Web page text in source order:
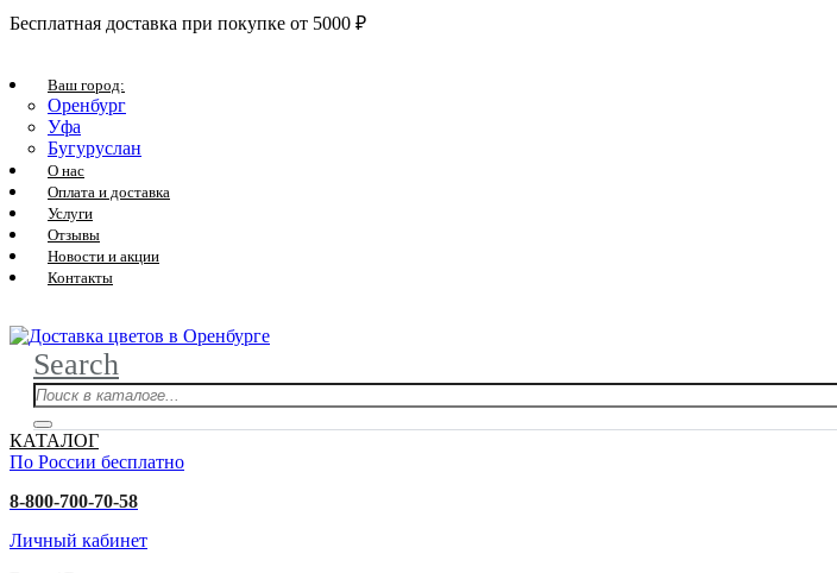
Бесплатная доставка при покупке от 5000 ₽
Ваш город:
Оренбург
Уфа
Бугуруслан
О нас
Оплата и доставка
Услуги
Отзывы
Новости и акции
Контакты
Search
КАТАЛОГ
По России бесплатно
8-800-700-70-58
Личный кабинет